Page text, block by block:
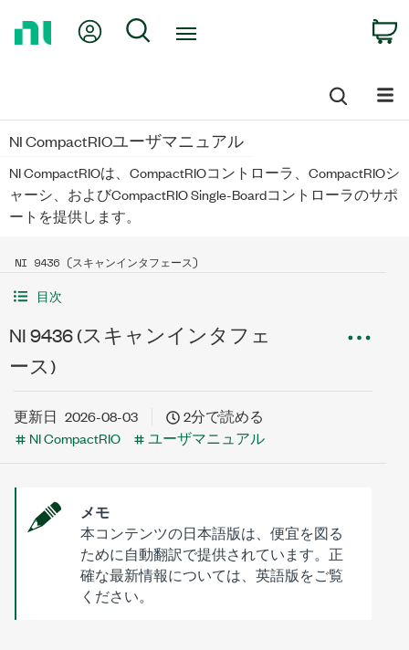
My Account
Search
NI CompactRIOユーザマニュアル
NI CompactRIOは、CompactRIOコントローラ、CompactRIOシ
ャーシ、およびCompactRIO Single-Boardコントローラのサポ
ートを提供します。
NI 9436 (スキャンインタフェース)
目次
NI 9436 (スキャンインタフェ
ース)
更新日 2026-08-03
2分で読める
NI CompactRIO
ユーザマニュアル
メモ
本コンテンツの日本語版は、便宜を図る
ために自動翻訳で提供されています。正
確な最新情報については、英語版をご覧
ください。